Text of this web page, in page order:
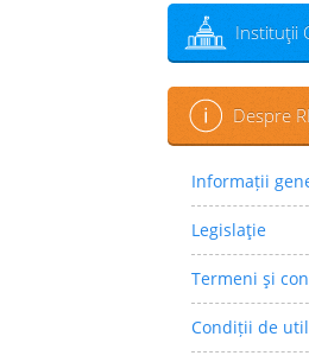
Instituţii
Despre
Informații
Legislaţie
Termeni şi
Condiții de